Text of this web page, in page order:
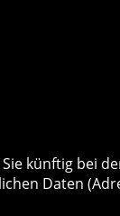
künftig bei
Daten